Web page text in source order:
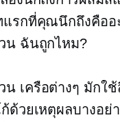
แรกที่คุณนึกถึงคืออ
น ฉันถูกไหม?
นเครือต่างๆ มักใ
ด้วยเหตุผลบางอย่